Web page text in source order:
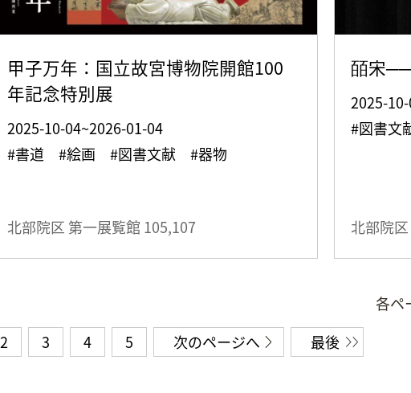
甲子万年：国立故宮博物院開館100
年記念特別展
2025-10-04~2026-01-04
#書道 #絵画 #図書文献 #器物
北部院区 第一展覧館 105,107
皕宋
2025-
#図書文
北部院
各ペ
2 3 4 5 次のページへ 最後